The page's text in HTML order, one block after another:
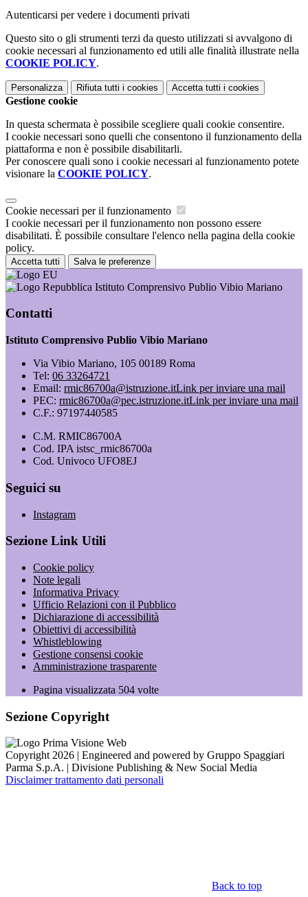
Autenticarsi per vedere i documenti privati
Questo sito o gli strumenti terzi da questo utilizzati si avvalgono di
cookie necessari al funzionamento ed utili alle finalità illustrate nella
COOKIE POLICY.
Personalizza Rifiuta tutti i cookies Accetta tutti i cookies
Gestione cookie
In questa schermata è possibile scegliere quali cookie consentire.
I cookie necessari sono quelli che consentono il funzionamento della
piattaforma e non è possibile disabilitarli.
Per conoscere quali sono i cookie necessari al funzionamento potete
visionare la COOKIE POLICY.
Cookie necessari per il funzionamento
I cookie necessari per il funzionamento non possono essere
disabilitati. È possibile consultare l'elenco nella pagina della cookie
policy.
Accetta tutti Salva le preferenze
Istituto Comprensivo Publio Vibio Mariano
Contatti
Istituto Comprensivo Publio Vibio Mariano
Via Vibio Mariano, 105 00189 Roma
Tel: 06 33264721
Email: rmic86700a@istruzione.itLink per inviare una mail
PEC: rmic86700a@pec.istruzione.itLink per inviare una mail
C.F.: 97197440585
C.M. RMIC86700A
Cod. IPA istsc_rmic86700a
Cod. Univoco UFO8EJ
Seguici su
Instagram
Sezione Link Utili
Cookie policy
Note legali
Informativa Privacy
Ufficio Relazioni con il Pubblico
Dichiarazione di accessibilità
Obiettivi di accessibilità
Whistleblowing
Gestione consensi cookie
Amministrazione trasparente
Pagina visualizzata 504 volte
Sezione Copyright
Copyright 2026 | Engineered and powered by Gruppo Spaggiari
Parma S.p.A. | Divisione Publishing & New Social Media
Disclaimer trattamento dati personali
Back to top